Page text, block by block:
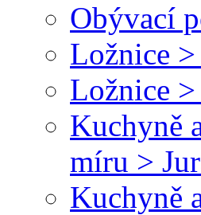
Obývací
Ložnice
Ložnice >
Kuchyně
míru >
Kuchyně